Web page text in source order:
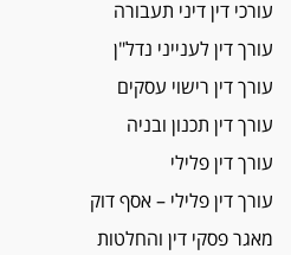
ביה"ד המשמעתי ביטל
עורכת-דין שהביעה שמחה ב-7 באוקטובר
אשם
עו"ד הלל בבייב הורשע
ההסדר: 7-9 שנות מאסר
דין ומקרקעין
עורך דין ברמת השרון נחקר
עורכי דין דיני תעבורה
עורך דין לענייני נדל"ן
עורך דין רישוי עסקים
עורך דין תכנון ובניה
עורך דין פלילי
עורך דין פלילי – אסף דוק
מאגר פסקי דין והחלטות